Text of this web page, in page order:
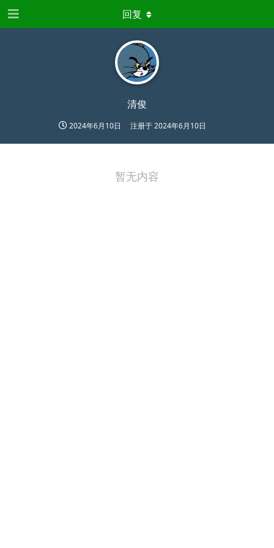
清俊
2024年6月10日 注册于2024年6月10日
回复
暂无内容